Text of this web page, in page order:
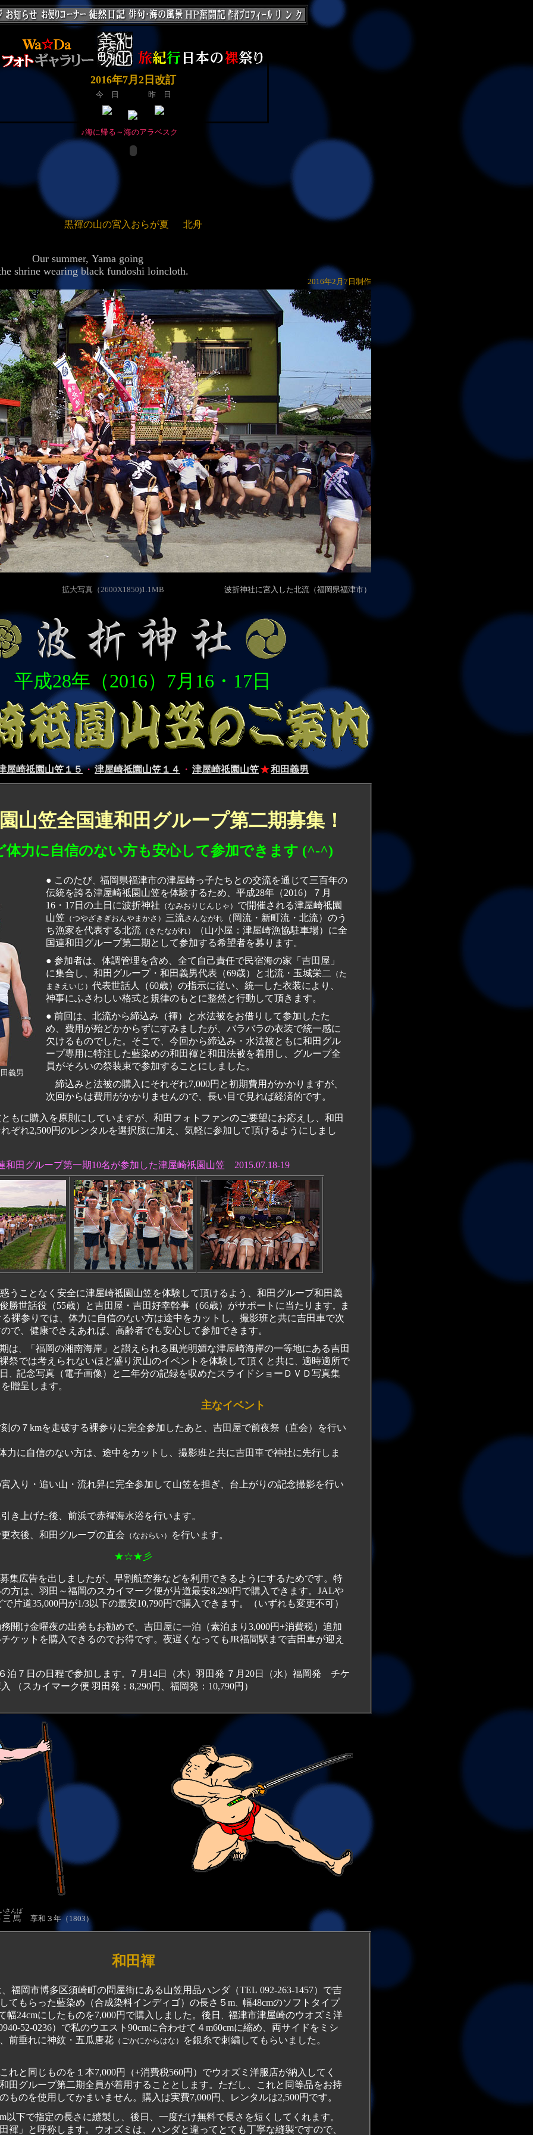
2016年7月2日改訂
今 日 昨 日
♪海に帰る～海のアラベスク
黒褌の山の宮入おらが夏 北舟
Our summer, Yama going
shrine wearing black fundoshi loincloth.
2016年2月7日制作
拡大写真（2600X1850)1.1MB 波折神社に宮入した北流 （福岡県福津市）
成28年（2016）7月16・17日
屋崎祗園山笠１５・津屋崎祗園山笠１４ ・ 津屋崎祗園山笠★和田義男
山笠全国連和田グループ第二期募集！
高齢者など体力に自信のない方も安心して参加できます (^-^)
義男
● このたび、 福岡県福津市の津屋崎っ子たちとの交流を通じて三百年の
伝統を誇る津屋崎祗園山笠を体験するため、平成28年（2016）７月
16・17日の土日に波折神社 （なみおりじんじゃ） で開催される津屋崎祗園
山笠 （つやざきぎおんやまかさ） 三流さんながれ （岡流・新町流・北流）のう
ち漁家を代表する北流 （きたながれ）
（山小屋：津屋崎漁協駐車場）に全
国連和田グループ第二期として参加する希望者を募ります。
● 参加者は、体調管理を含め、全て自己責任で民宿海の家「吉田屋」
に集合し、和田グループ・和田義男代表（69歳）と北流・玉城栄二
（た
まきえいじ） 代表世話人（60歳）の指示に従い、統一した衣装により、
神事にふさわしい格式と規律のもとに整然と行動して頂きます。
● 前回は、北流から締込み（褌）と水法被をお借りして参加したた
め、費用が殆どかからずにすみましたが、バラバラの衣装で統一感に
欠けるものでした。そこで、今回から締込み・水法被ともに和田グル
ープ専用に特注した藍染めの和田褌と和田法被を着用し、グループ全
員がそろいの祭装束で参加することにしました。
締込みと法被の購入にそれぞれ7,000円と初期費用がかかりますが、
次回からは費用がかかりませんので、長い目で見れば経済的です。
に購入を原則にしていますが、和田フォトファンのご要望にお応えし、和田
ぞれ2,500円のレンタルを選択肢に加え、気軽に参加して頂けるようにしまし
和田グループ第一期10名が参加した津屋崎祇園山笠 2015.07.18-19
勝世話役（55歳）と吉田屋・吉田好幸幹事（66歳）がサポートに当たります。
ま
裸参りでは、体力に自信のない方は途中をカットし、撮影班と共に吉田車で次
で、健康でさえあれば、高齢者でも安心して参加できます。
は、
「福岡の湘南海岸」と讃えられる風光明媚な津屋崎海岸の一等地にある吉田
祭では考えられないほど盛り沢山のイベントを体験して頂くと共に 、 適時適所で
、 記念写真（電子画像）と二年分の記録を収めたスライドショーＤＶＤ写真集
贈呈します。
主なイベント
kmを走破する裸参りに完全参加したあと、吉田屋で前夜祭（直会）を行い
力に自信のない方は、途中をカットし、撮影班と共に吉田車で神社に先行しま
・追い山・流れ舁に完全参加して山笠を担ぎ、台上がりの記念撮影を行い
げた後、前浜で赤褌海水浴を行います。
、和田グループの直会 （なおらい） を行います。
★☆★彡
方は、羽田～福岡のスカイマーク便が片道最安8,290円で購入できます。JALや
片道35,000円が1/3以下の最安10,790円で購入できます。（いずれも変更不可）
け金曜夜の出発もお勧めで、吉田屋に一泊（素泊まり3,000円+消費税）追加
ケットを購入できるのでお得です。夜遅くなってもJR福間駅まで吉田車が迎え
泊７日の日程で参加します。 ７月14日（木）羽田発 ７月20日（水）福岡発 チケ
ットは２月17日に購入 （スカイマーク便 羽田発：8,290円、福岡発：10,790円）
馬
さんば
享和３年（1803）
和田褌
、福岡市博多区須崎町の問屋街にある山笠用品ハンダ（TEL 092-263-1457）で吉
てもらった藍染め（合成染料インディゴ）の長さ５m、 幅48cmのソフトタイプ
幅24cmにしたものを7,000円で購入しました。後日 、 福津市津屋崎のウオズミ洋
52-0236）で私のウエスト90cmに合わせて４m60cmに縮め、両サイドをミシ
前垂れに神紋・五瓜唐花 （ごかにからはな） を銀糸で刺繍してもらいました。
と同じものを１本7,000円（+消費税560円）でウオズミ洋服店が納入してく
田グループ第二期全員が着用することとします。ただし、これと同等品をお持
ものを使用してかまいません。購入は実費7,000円、レンタルは2,500円です。
下で指定の長さに縫製し、後日、一度だけ無料で長さを短くしてくれます。
褌」と呼称します。ウオズミは、ハンダと違ってとても丁寧な縫製ですので、